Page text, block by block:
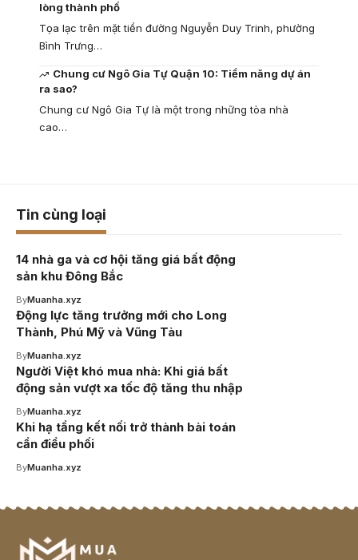
lòng thành phố
Tọa lạc trên mặt tiền đường Nguyễn Duy Trinh, phường
Bình Trưng…
Chung cư Ngô Gia Tự Quận 10: Tiềm năng dự án
ra sao?
Chung cư Ngô Gia Tự là một trong những tòa nhà
cao…
Tin cùng loại
14 nhà ga và cơ hội tăng giá bất động
sản khu Đông Bắc
ByMuanha.xyz
Động lực tăng trưởng mới cho Long
Thành, Phú Mỹ và Vũng Tàu
ByMuanha.xyz
Người Việt khó mua nhà: Khi giá bất
động sản vượt xa tốc độ tăng thu nhập
ByMuanha.xyz
Khi hạ tầng kết nối trở thành bài toán
cần điều phối
ByMuanha.xyz